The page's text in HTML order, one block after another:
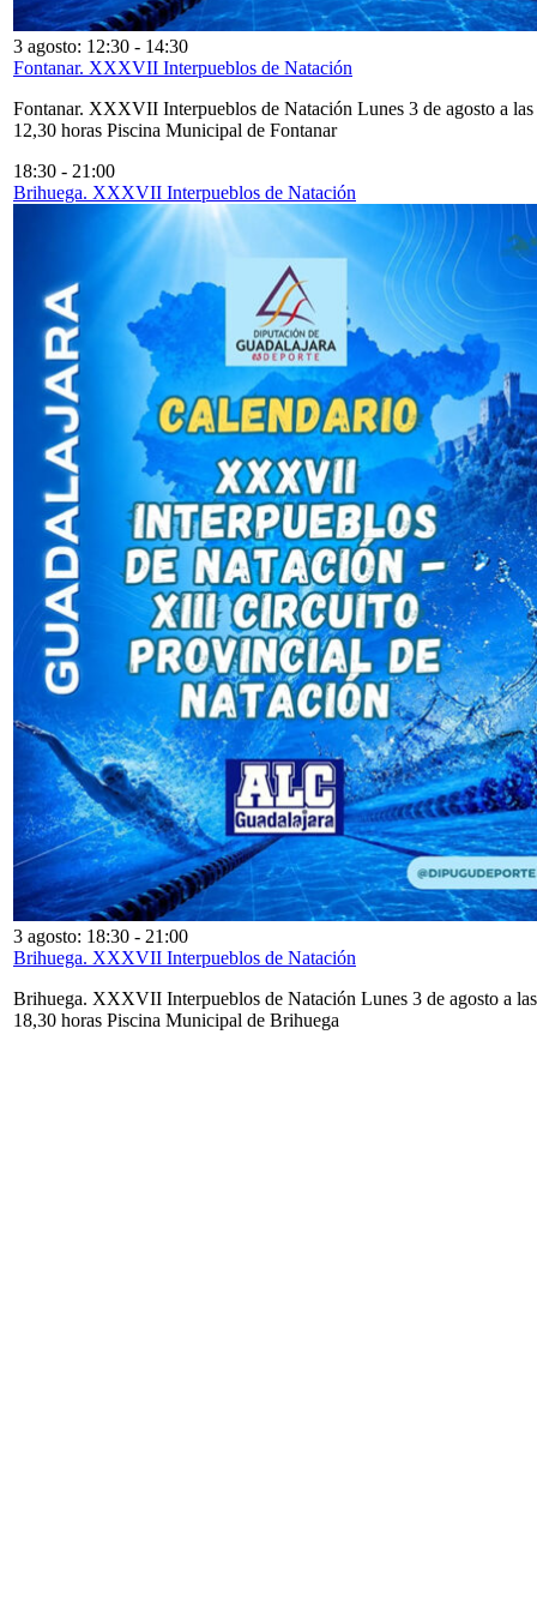
3 agosto: 12:30 - 14:30
Fontanar. XXXVII Interpueblos de Natación
Fontanar. XXXVII Interpueblos de Natación Lunes 3 de agosto a las
12,30 horas Piscina Municipal de Fontanar
18:30 - 21:00
Brihuega. XXXVII Interpueblos de Natación
3 agosto: 18:30 - 21:00
Brihuega. XXXVII Interpueblos de Natación
Brihuega. XXXVII Interpueblos de Natación Lunes 3 de agosto a las
18,30 horas Piscina Municipal de Brihuega